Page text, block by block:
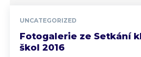
UNCATEGORIZED
Fotogalerie ze Setkání
škol 2016